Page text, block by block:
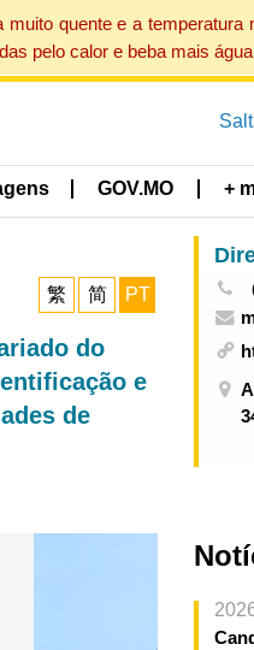
quente e a
pelo calor e beba mais
GOV.MO +
繁 简 PT
do
e
de